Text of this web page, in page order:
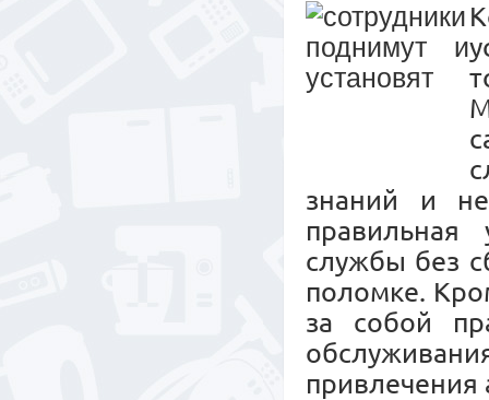
знаний и
правильная
службы без
поломке.
за собой
привлечения